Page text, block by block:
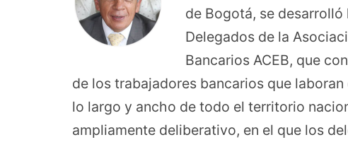
de Bogotá, se desarrolló
Delegados de la
Bancarios ACEB, que
de los trabajadores bancarios que
lo largo y ancho de todo el territorio
ampliamente deliberativo, en el que los